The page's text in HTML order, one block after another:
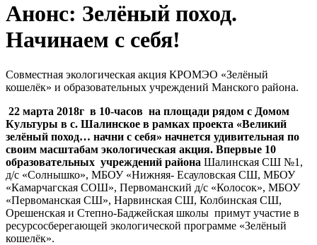
Анонс: Зелёный поход.
Начинаем с себя!
Совместная экологическая акция КРОМЭО «Зелёный
кошелёк» и образовательных учреждений Манского района.
22 марта 2018г в 10-часов на площади рядом с Домом
Культуры в с. Шалинское в рамках проекта «Великий
зелёный поход… начни с себя» начнется удивительная по
своим масштабам экологическая акция. Впервые 10
образовательных учреждений района Шалинская СШ №1,
д/с «Солнышко», МБОУ «Нижняя- Есауловская СШ, МБОУ
«Камарчагская СОШ», Первоманский д/с «Колосок», МБОУ
«Первоманская СШ», Нарвинская СШ, Колбинская СШ,
Орешенская и Степно-Баджейская школы примут участие в
ресурсосберегающей экологической программе «Зелёный
кошелёк».